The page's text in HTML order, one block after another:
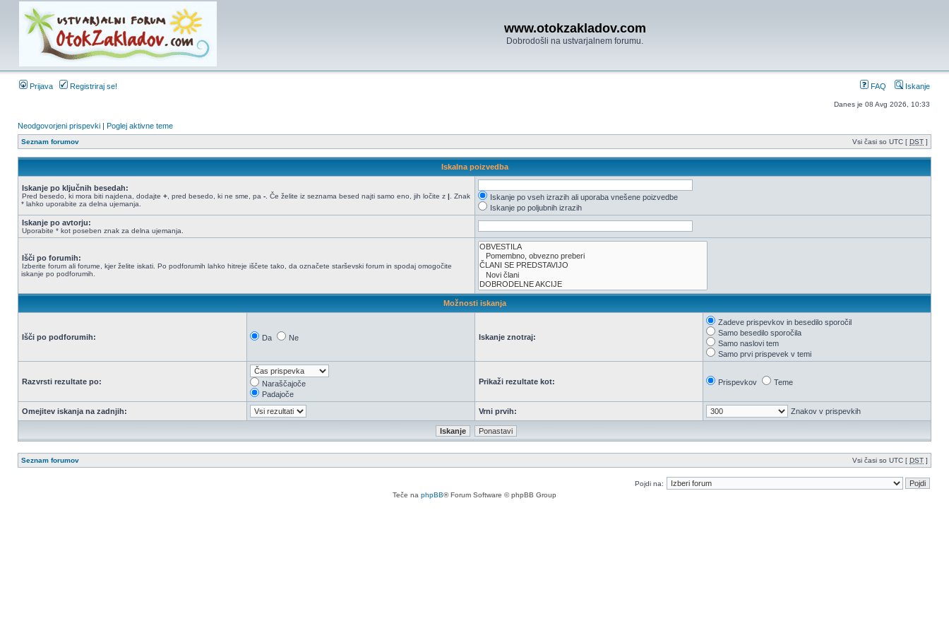
www.otokzakladov.com
Dobrodošli na ustvarjalnem forumu.
Prijava Registriraj se! FAQ Iskanje
Danes je 08 Avg 2026, 10:33
Neodgovorjeni prispevki | Poglej aktivne teme
Seznam forumov Vsi časi so UTC [ DST ]
Iskalna poizvedba
Iskanje po ključnih besedah:
Pred besedo, ki mora biti najdena, dodajte + , pred besedo, ki ne sme, pa - . Če želite iz seznama besed najti samo eno, jih ločite z | . Znak
* lahko uporabite za delna ujemanja.
Iskanje po vseh izrazih ali uporaba vnešene poizvedbe
Iskanje po poljubnih izrazih
Iskanje po avtorju:
Uporabite * kot poseben znak za delna ujemanja.
Išči po forumih:
Izberite forum ali forume, kjer želite iskati. Po podforumih lahko hitreje iščete tako, da označete starševski forum in spodaj omogočite
iskanje po podforumih.
Možnosti iskanja
Išči po podforumih: Da Ne Iskanje znotraj:
Zadeve prispevkov in besedilo sporočil
Samo besedilo sporočila
Samo naslovi tem
Samo prvi prispevek v temi
Razvrsti rezultate po:
Naraščajoče
Padajoče
Prikaži rezultate kot: Prispevkov Teme
Omejitev iskanja na zadnjih: Vrni prvih: Znakov v prispevkih
Seznam forumov Vsi časi so UTC [ DST ]
Pojdi na:
Teče na phpBB® Forum Software © phpBB Group